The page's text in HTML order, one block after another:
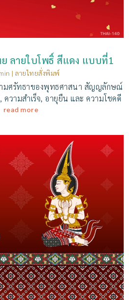
ย ลายใบโพธิ์ สีแดง แบบที่1
| ลายไทยสั่งพิมพ์
มศรัทธาของพุทธศาสนา สัญญลักษณ์
วามสำเร็จ, อายุยืน และ ความโชคดี
read more